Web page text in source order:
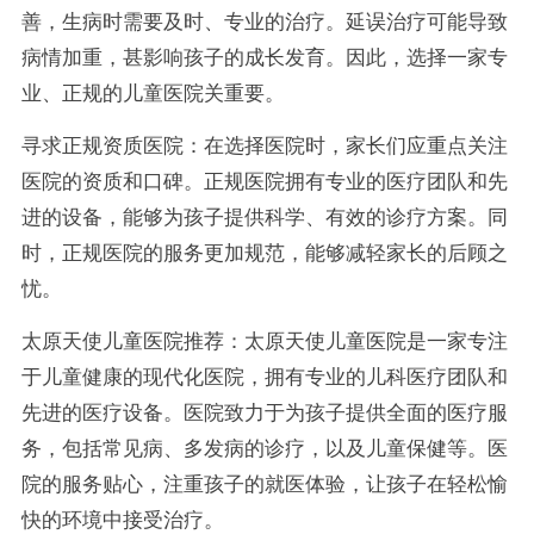
善，生病时需要及时、专业的治疗。延误治疗可能导致
病情加重，甚影响孩子的成长发育。因此，选择一家专
业、正规的儿童医院关重要。
寻求正规资质医院：在选择医院时，家长们应重点关注
医院的资质和口碑。正规医院拥有专业的医疗团队和先
进的设备，能够为孩子提供科学、有效的诊疗方案。同
时，正规医院的服务更加规范，能够减轻家长的后顾之
忧。
太原天使儿童医院推荐：太原天使儿童医院是一家专注
于儿童健康的现代化医院，拥有专业的儿科医疗团队和
先进的医疗设备。医院致力于为孩子提供全面的医疗服
务，包括常见病、多发病的诊疗，以及儿童保健等。医
院的服务贴心，注重孩子的就医体验，让孩子在轻松愉
快的环境中接受治疗。